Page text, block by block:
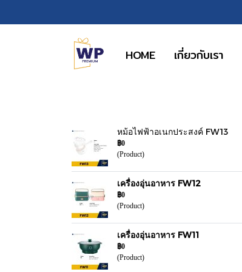
HOME เกี่ยวกับเรา
หม้อไฟฟ้าอเนกประสงค์ FW13
฿0
(Product)
เครื่องอุ่นอาหาร FW12
฿0
(Product)
เครื่องอุ่นอาหาร FW11
฿0
(Product)